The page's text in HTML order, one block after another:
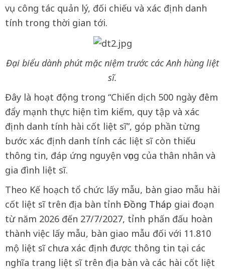
vụ công tác quản lý, đối chiếu và xác định danh
tính trong thời gian tới.
Đại biểu dành phút mặc niệm trước các Anh hùng liệt
sĩ.
Đây là hoạt động trong “Chiến dịch 500 ngày đêm
đẩy mạnh thực hiện tìm kiếm, quy tập và xác
định danh tính hài cốt liệt sĩ”, góp phần từng
bước xác định danh tính các liệt sĩ còn thiếu
thông tin, đáp ứng nguyện vọng của thân nhân và
gia đình liệt sĩ.
Theo Kế hoạch tổ chức lấy mẫu, bàn giao mẫu hài
cốt liệt sĩ trên địa bàn tỉnh Đồng Tháp giai đoạn
từ năm 2026 đến 27/7/2027, tỉnh phấn đấu hoàn
thành việc lấy mẫu, bàn giao mẫu đối với 11.810
mộ liệt sĩ chưa xác định được thông tin tại các
nghĩa trang liệt sĩ trên địa bàn và các hài cốt liệt